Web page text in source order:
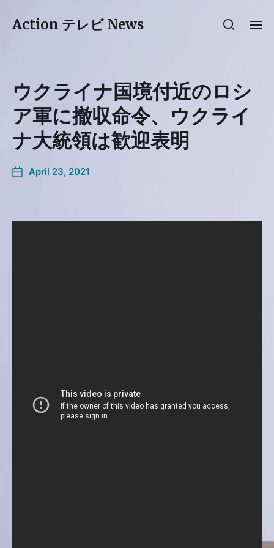
Action テレビ News
ウクライナ国境付近のロシ
ア軍に撤収命令、ウクライ
ナ大統領は歓迎表明
April 23, 2021